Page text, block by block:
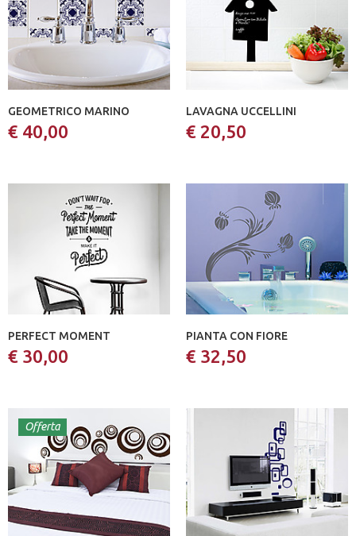
GEOMETRICO MARINO
€ 40,00
LAVAGNA UCCELLINI
€ 20,50
PERFECT MOMENT
€ 30,00
PIANTA CON FIORE
€ 32,50
Offerta